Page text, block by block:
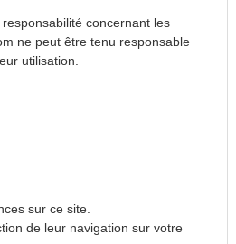
concernant les
ne peut être tenu responsable
utilisation.
sur ce site.
de leur navigation sur votre